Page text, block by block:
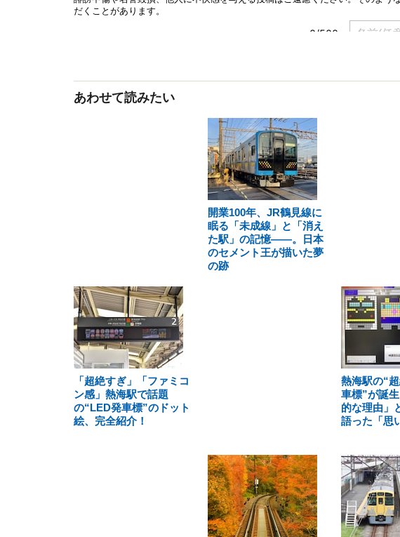
あわせて読みたい
開業100年、JR鶴見線に
眠る「未成線」と「消え
た駅」の記憶――。日本
のセメント王が描いた夢
の跡
「超絶すぎ」「ファミコ
ン感」熱海駅で話題
の“LED発車標”のドット
絵、完全紹介！
熱海駅の“
車標”が誕
的な理由」
語った「思